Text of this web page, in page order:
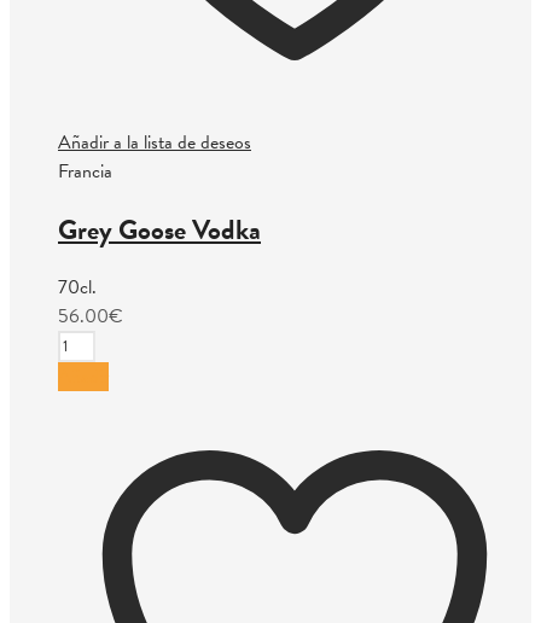
Añadir a la lista de deseos
Francia
Grey Goose Vodka
70cl.
56.00€
Grey